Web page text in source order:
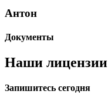
Антон
Документы
Наши лицензии
Запишитесь сегодня